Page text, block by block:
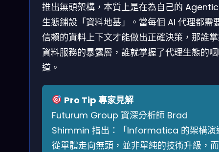
推出無頭架構，本質上是在為自己的
生態鋪設「資料地基」。當每個 AI 代理都需
信賴的資料上下文才能做出正確決策，那誰
資料服務的暴露層，誰就掌握了代理生態的
道。
Pro Tip 專家見解
Futurum Group 資深分析師 Brad
Shimmin 指出：「Informatica 的架構演
從單體走向無頭，並非單純的技術升級，而